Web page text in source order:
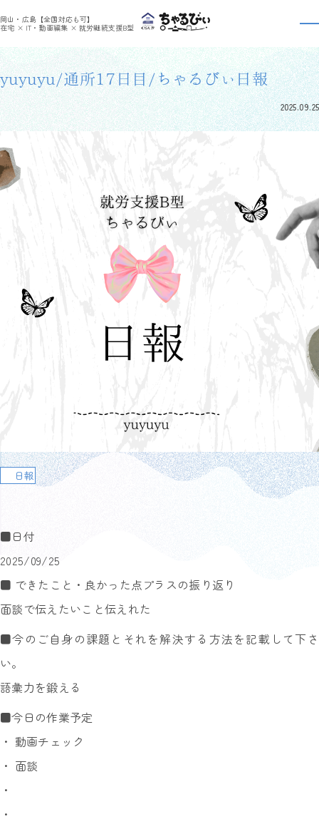
岡山・広島【全国対応も可】
在宅 × IT・動画編集 × 就労継続支援B型
利用者さんの日報 >
利用者さんの日報
yuyuyu/通所17日目/ちゃるびぃ日報
2025.09.25
日報
■日付
2025/09/25
■ できたこと・良かった点プラスの振り返り
面談で伝えたいこと伝えれた
■今のご自身の課題とそれを解決する方法を記載して下さ
い。
語彙力を鍛える
■今日の作業予定
・ 動画チェック
・ 面談
・
・